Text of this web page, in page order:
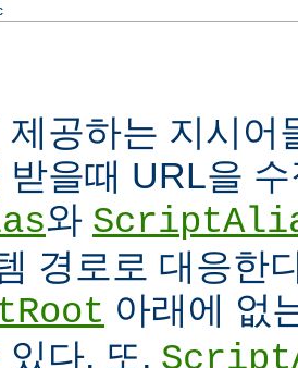
제공하는 지시어
받을때 URL을
와
경로로 대응한
아래에 없
있다. 또,